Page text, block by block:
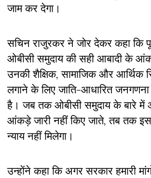
जाम कर देगा।
सचिन राजुरकर ने जोर देकर कहा कि
ओबीसी समुदाय की सही आबादी के
उनकी शैक्षिक, सामाजिक और आर्थिक
लगाने के लिए जाति-आधारित
है। जब तक ओबीसी समुदाय के बारे में
आंकड़े जारी नहीं किए जाते, तब तक
न्याय नहीं मिलेगा।
उन्होंने कहा कि अगर सरकार हमारी